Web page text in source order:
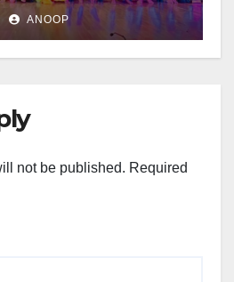
ANOOP
not be published. Required